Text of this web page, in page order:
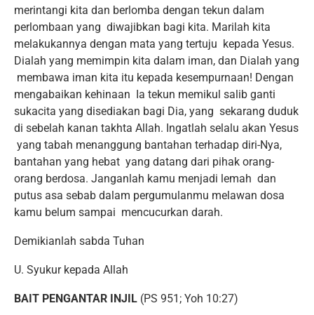
merintangi kita dan berlomba dengan tekun dalam
perlombaan yang diwajibkan bagi kita. Marilah kita
melakukannya dengan mata yang tertuju kepada Yesus.
Dialah yang memimpin kita dalam iman, dan Dialah yang
membawa iman kita itu kepada kesempurnaan! Dengan
mengabaikan kehinaan Ia tekun memikul salib ganti
sukacita yang disediakan bagi Dia, yang sekarang duduk
di sebelah kanan takhta Allah. Ingatlah selalu akan Yesus
yang tabah menanggung bantahan terhadap diri-Nya,
bantahan yang hebat yang datang dari pihak orang-
orang berdosa. Janganlah kamu menjadi lemah dan
putus asa sebab dalam pergumulanmu melawan dosa
kamu belum sampai mencucurkan darah.
Demikianlah sabda Tuhan
U. Syukur kepada Allah
BAIT PENGANTAR INJIL (PS 951; Yoh 10:27)